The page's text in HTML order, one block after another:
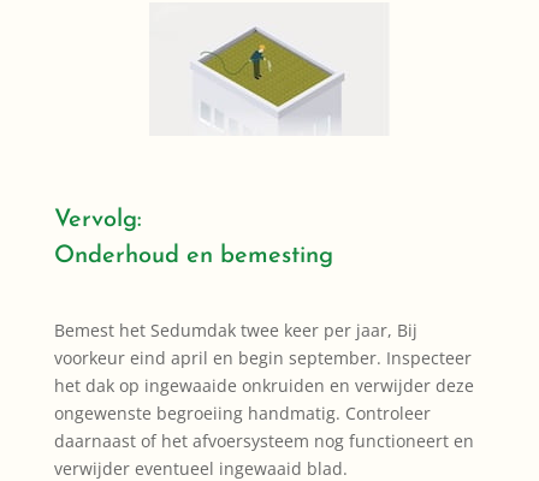
Vervolg:
Onderhoud en bemesting
Bemest het Sedumdak twee keer per jaar, Bij
voorkeur eind april en begin september. Inspecteer
het dak op ingewaaide onkruiden en verwijder deze
ongewenste begroeiing handmatig. Controleer
daarnaast of het afvoersysteem nog functioneert en
verwijder eventueel ingewaaid blad.